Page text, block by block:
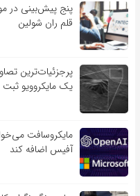
قلم ران شولین
پرجزئیات‌ترین
یک مایکروویو
آفیس اضافه کند